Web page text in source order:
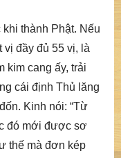
thành Phật. Nếu
vị đầy đủ 55 vị, là
kim cang ấy, trải
cái định Thủ lăng
Kinh nói: “Từ
đó mới được sơ
thế mà đơn kép